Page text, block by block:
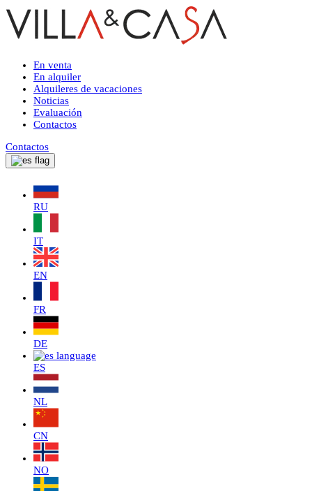
En venta
En alquiler
Alquileres de vacaciones
Noticias
Evaluación
Contactos
Contactos
RU
IT
EN
FR
DE
ES
NL
CN
NO